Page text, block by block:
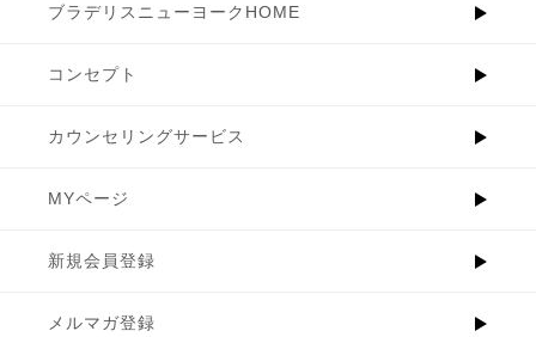
ブラデリスニューヨークHOME
コンセプト
カウンセリングサービス
MYページ
新規会員登録
メルマガ登録